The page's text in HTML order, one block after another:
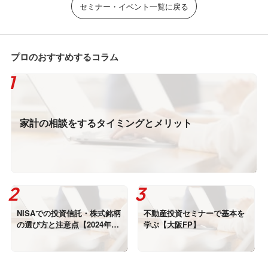
セミナー・イベント一覧に戻る
プロのおすすめするコラム
家計の相談をするタイミングとメリット
NISAでの投資信託・株式銘柄
の選び方と注意点【2024年】
不動産投資セミナーで基本を
学ぶ【大阪FP】